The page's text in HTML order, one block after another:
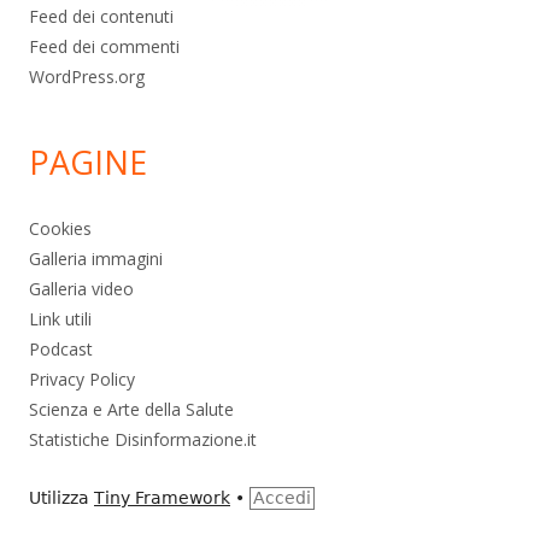
Feed dei contenuti
Feed dei commenti
WordPress.org
PAGINE
Cookies
Galleria immagini
Galleria video
Link utili
Podcast
Privacy Policy
Scienza e Arte della Salute
Statistiche Disinformazione.it
Utilizza Tiny Framework • Accedi